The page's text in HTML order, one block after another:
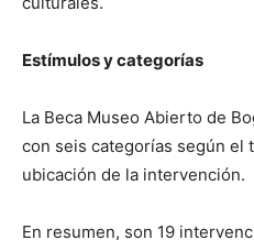
Estímulos y categorías
La Beca Museo Abierto de
con seis categorías según el
ubicación de la intervención.
En resumen, son 19